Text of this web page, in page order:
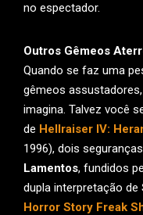
no espectador.
Outros Gêmeos
Quando se faz uma
gêmeos
imagina. Talvez você
de Hellraiser IV:
1996), dois
Lamentos, fundidos
dupla interpretação de
Horror Story Freak